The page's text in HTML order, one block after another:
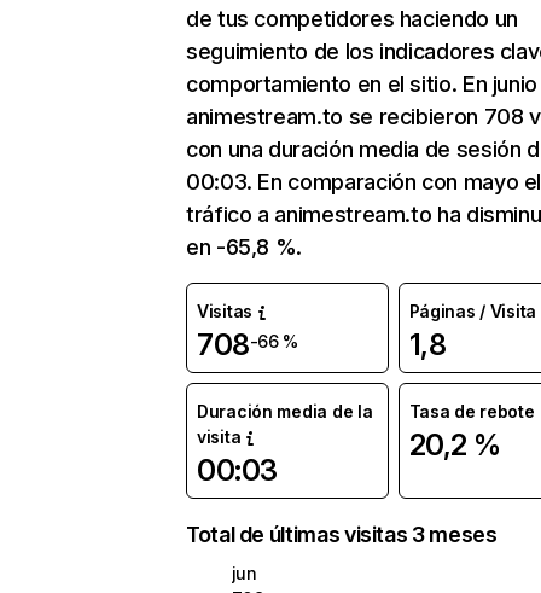
de tus competidores haciendo un
seguimiento de los indicadores
comportamiento en el sitio. En junio
animestream.to se recibieron 708
con una duración media de sesión
00:03. En comparación con mayo el
tráfico a animestream.to ha
en -65,8 %.
Visitas
708-66 %
Páginas / Visita
1,8
Duración media de la
visita
00:03
Tasa de rebote
20,2 %
Total de últimas visitas 3 meses
jun